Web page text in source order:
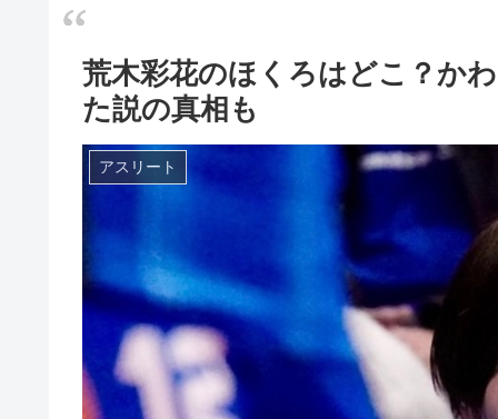
荒木彩花のほくろはどこ？か
た説の真相も
アスリート